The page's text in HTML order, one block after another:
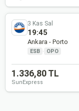
3 Kas Sal
19:45
Ankara - Porto
ESB · OPO
1.336,80 TL
SunExpress